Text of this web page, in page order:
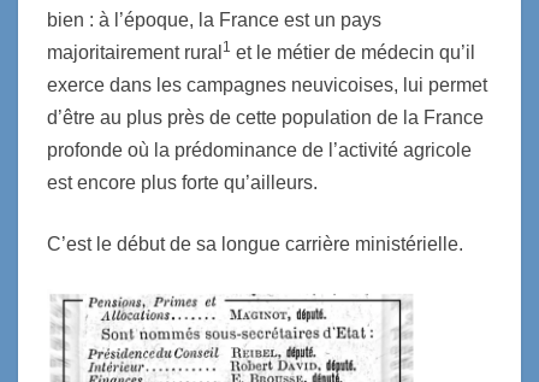
bien : à l’époque, la France est un pays
majoritairement rural 1 et le métier de médecin qu’il
exerce dans les campagnes neuvicoises, lui permet
d’être au plus près de cette population de la France
profonde où la prédominance de l’activité agricole
est encore plus forte qu’ailleurs.
C’est le début de sa longue carrière ministérielle.